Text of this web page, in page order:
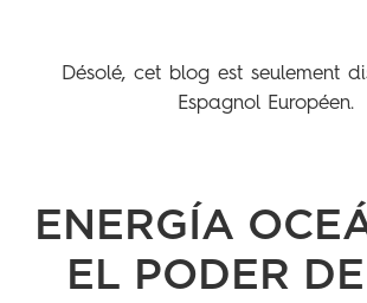
Désolé, cet blog est seulement
Espagnol Européen.
ENERGÍA
EL PODER